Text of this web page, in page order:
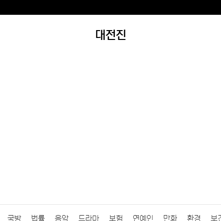
대전진
국방 법률 음악 드라마 보험 연예인 만화 환경 보